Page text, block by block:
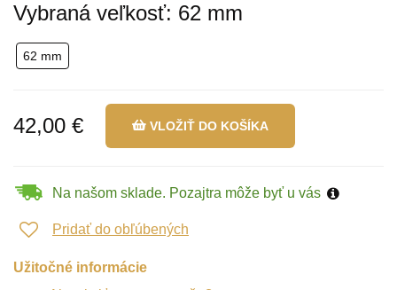
Vybraná veľkosť: 62 mm
62 mm
42,00 € VLOŽIŤ DO KOŠÍKA
Na našom sklade. Pozajtra môže byť u vás
Pridať do obľúbených
Užitočné informácie